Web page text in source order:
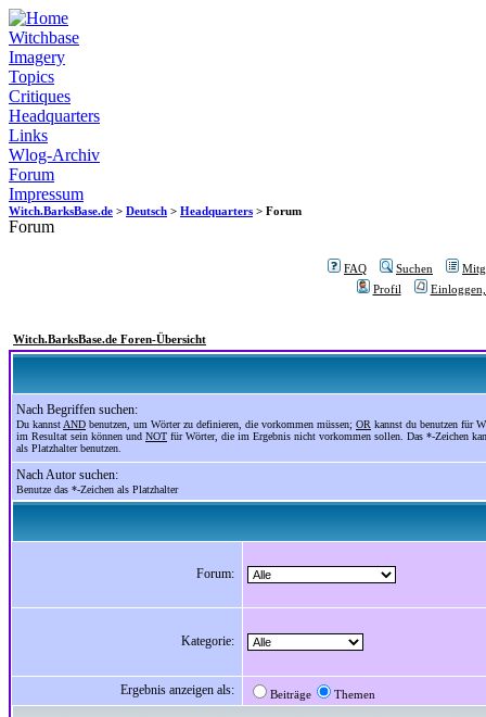
Witchbase
Imagery
Topics
Critiques
Headquarters
Links
Wlog-Archiv
Forum
Impressum
Witch.BarksBase.de > Deutsch > Headquarters > Forum
Forum
FAQ Suchen
Profil
Witch.BarksBase.de Foren-Übersicht
Nach Begriffen suchen:
Du kannst AND benutzen, um Wörter zu definieren, die vorkommen müssen; OR kannst du benutzen für
im Resultat sein können und NOT für Wörter, die im Ergebnis nicht vorkommen sollen. Das *-Zeichen
als Platzhalter benutzen.
Nach Autor suchen:
Benutze das *-Zeichen als Platzhalter
Forum:
Kategorie:
Ergebnis anzeigen als: Beiträge Themen